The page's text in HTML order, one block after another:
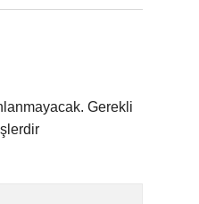
Gerekli